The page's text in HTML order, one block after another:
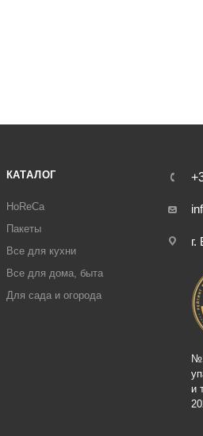
КАТАЛОГ
HoReCa
Пакеты
Все для кухни
Все для дома, быта
Для сада и огорода
и